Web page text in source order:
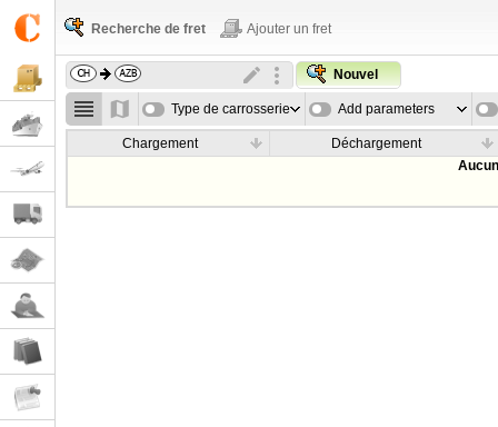
Recherche de fret Ajouter un fret
Nouvel
Type de carrosserie Add parameters
Chargement
Déchargement